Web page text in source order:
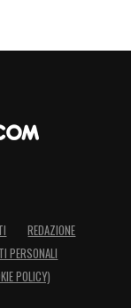
REDAZIONE
PERSONALI
POLICY)